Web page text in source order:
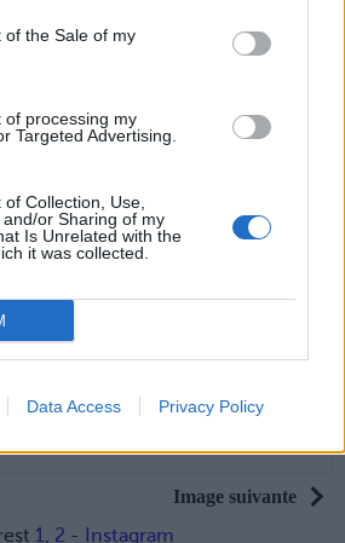
of the Sale of my
of processing my
Targeted Advertising.
Collection, Use,
or Sharing of my
Is Unrelated with the
it was collected.
Data Access Privacy Policy
Image suivante
1, 2 - Instagram